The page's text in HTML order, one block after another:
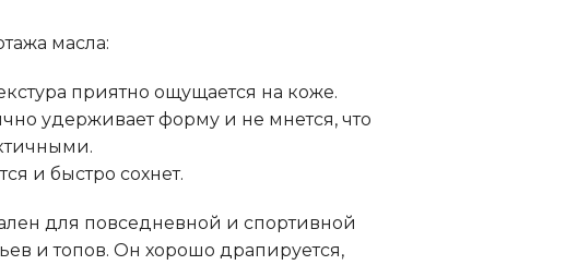
масла:
приятно ощущается на коже.
удерживает форму и не мнется, что
и быстро сохнет.
для повседневной и спортивной
и топов. Он хорошо драпируется,